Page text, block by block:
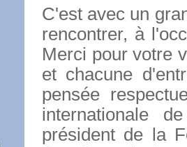
C'est avec un
rencontrer, à
Merci pour votre
et chacune
pensée
internationale
président de la